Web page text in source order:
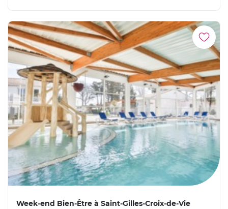
Week-end Bien-Être à Saint-Gilles-Croix-de-Vie